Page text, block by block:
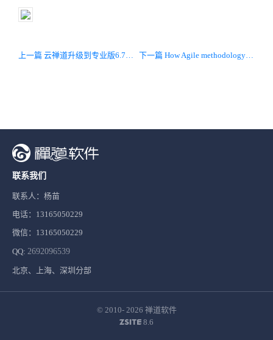
上一篇 云禅道升级到专业版6.7版本 下一篇 How Agile methodology is different from traditional methodologies
联系我们
联系人：杨苗
电话：13165050229
微信：13165050229
QQ: 2692096539
北京、上海、深圳分部
© 2010- 2026 禅道软件
8.6